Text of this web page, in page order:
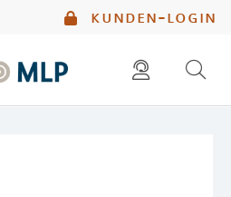
kunden-login